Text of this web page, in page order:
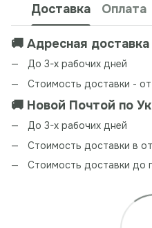
Доставка Оплата
🚚 Адресная
До 3-х рабочих дней
Стоимость доставки - от
🚚 Новой Почтой по
До 3-х рабочих дней
Стоимость доставки в
Стоимость доставки до